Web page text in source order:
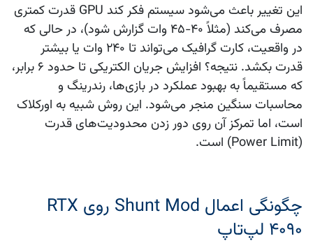
این تغییر باعث می‌شود سیستم فکر کند GPU قدرت کمتری
مصرف می‌کند (مثلاً ۴۰-۴۵ وات گزارش شود)، در حالی که
در واقعیت، کارت گرافیک می‌تواند تا ۲۴۰ وات یا بیشتر
قدرت بکشد. نتیجه؟ افزایش جریان الکتریکی تا حدود ۶ برابر،
که مستقیماً به بهبود عملکرد در بازی‌ها، رندرینگ و
محاسبات سنگین منجر می‌شود. این روش شبیه به اورکلاک
است، اما تمرکز آن روی دور زدن محدودیت‌های قدرت
(Power Limit) است.
چگونگی اعمال Shunt Mod روی RTX
۴۰۹۰ لپ‌تاپ